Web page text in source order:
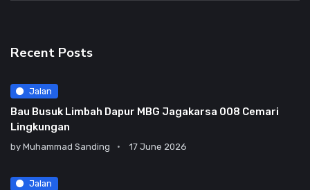
Recent Posts
Jalan
Bau Busuk Limbah Dapur MBG Jagakarsa 008 Cemari
Lingkungan
by Muhammad Sanding 17 June 2026
Jalan